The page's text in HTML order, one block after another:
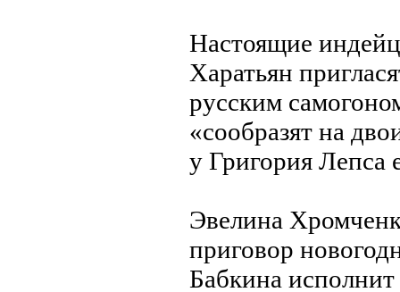
Настоящие
Харатьян
русским
«сообразят на
у Григория Лепса
Эвелина
приговор
Бабкина